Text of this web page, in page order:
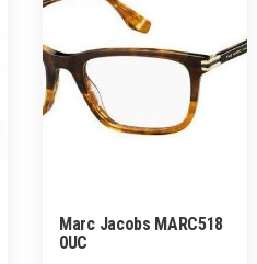
Marc Jacobs MARC518
0UC